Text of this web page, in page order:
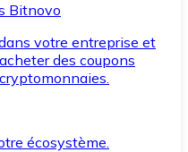
Bitnovo
votre entreprise et
des coupons
écosystème.